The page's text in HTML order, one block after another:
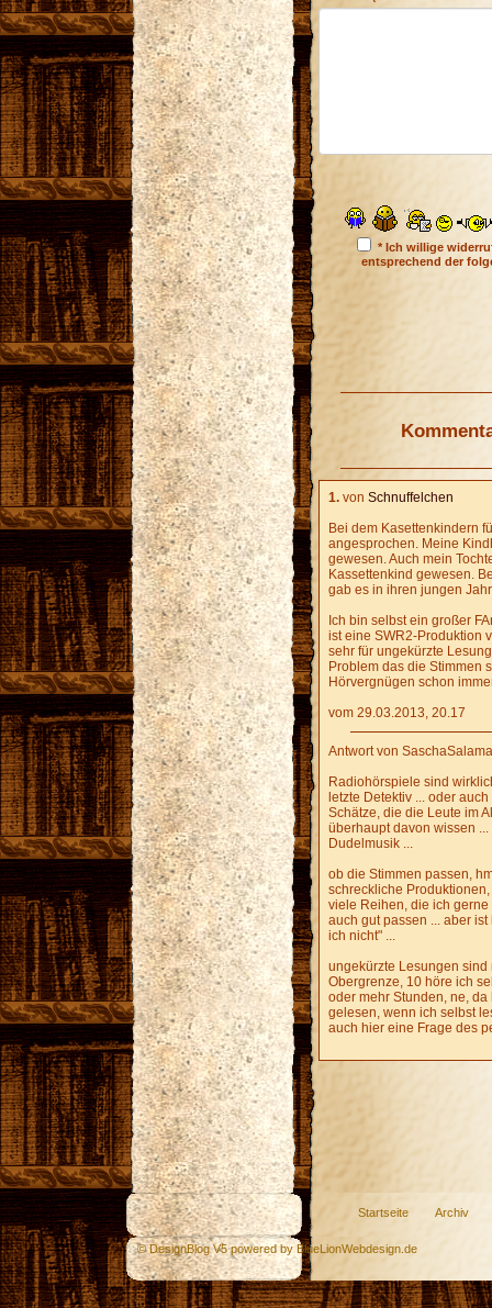
* Ich willige
entsprechend der
1. von Schnuffelchen
Bei dem Kasettenkindern
angesprochen. Meine
gewesen. Auch mein
Kassettenkind gewesen.
gab es in ihren jungen
Ich bin selbst ein großer
ist eine SWR2-Produktion
sehr für ungekürzte
Problem das die Stimmen
Hörvergnügen schon
vom 29.03.2013, 20.17
Antwort von
Radiohörspiele sind
letzte Detektiv ... oder
Schätze, die die Leute im
überhaupt davon wissen
Dudelmusik ...
ob die Stimmen passen,
schreckliche
viele Reihen, die ich
auch gut passen ... aber
ich nicht" ...
ungekürzte Lesungen
Obergrenze, 10 höre ich
oder mehr Stunden, ne,
gelesen, wenn ich selbst
auch hier eine Frage des
Startseite Archiv
© DesignBlog V5 powered by BlueLionWebdesign.de